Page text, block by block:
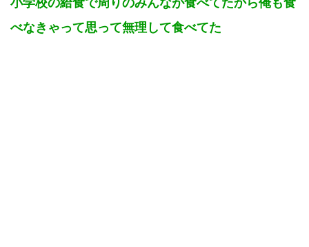
べなきゃって思って無理して食べてた